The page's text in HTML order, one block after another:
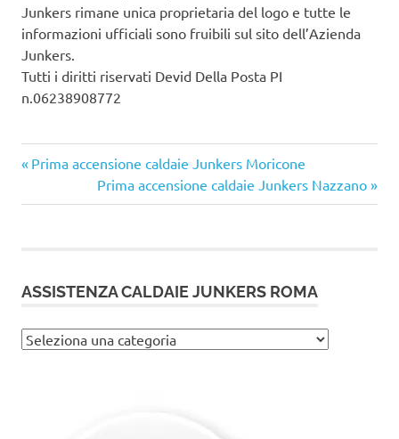
Junkers rimane unica proprietaria del logo e tutte le
informazioni ufficiali sono fruibili sul sito dell’Azienda
Junkers.
Tutti i diritti riservati Devid Della Posta PI
n.06238908772
Navigazione
articoli
Articolo
precedente:
Prima accensione caldaie Junkers Moricone
Articolo
successivo:
Prima accensione caldaie Junkers Nazzano
ASSISTENZA CALDAIE JUNKERS ROMA
Assistenza